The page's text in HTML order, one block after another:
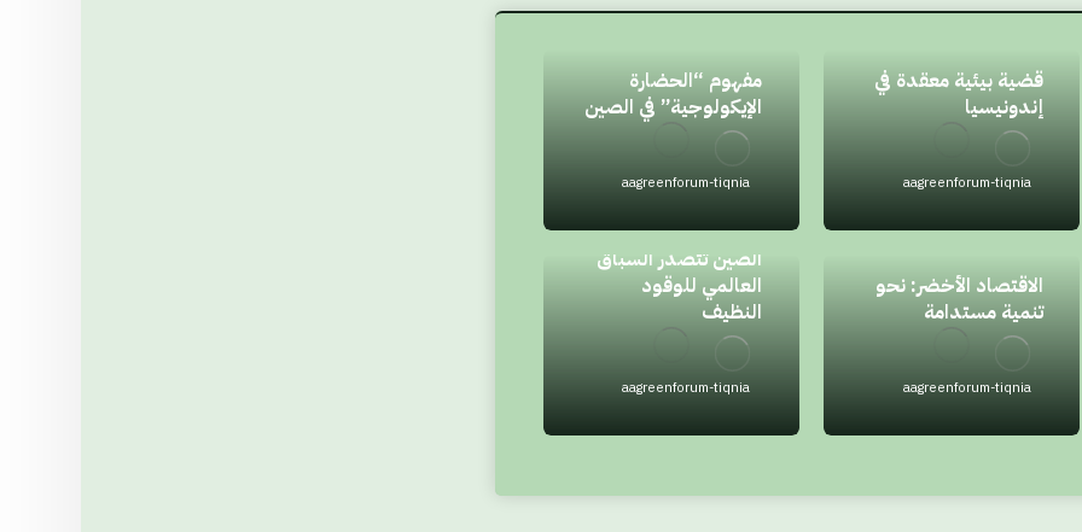
مفهوم “الحضارة
الإيكولوجية” في الصين
aagreenforum-tiqnia
قضية بيئية معقدة في
إندونيسيا
aagreenforum-tiqnia
الصين تتصدر السباق
العالمي للوقود
النظيف
aagreenforum-tiqnia
الاقتصاد الأخضر: نحو
تنمية مستدامة
aagreenforum-tiqnia